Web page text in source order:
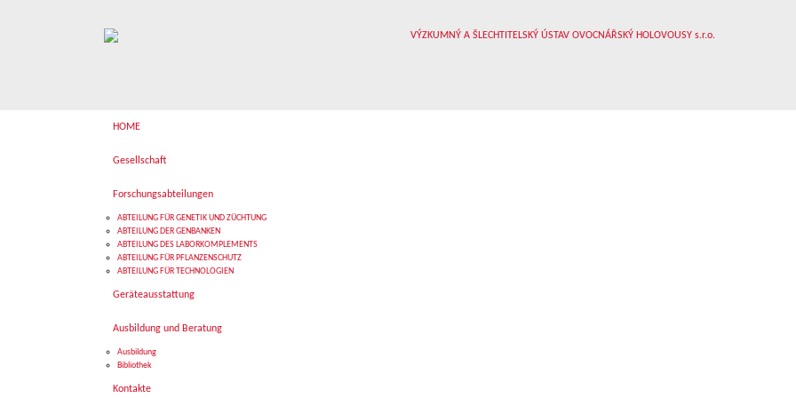
HOME
Gesellschaft
Forschungsabteilungen
ABTEILUNG FÜR GENETIK UND ZÜCHTUNG
ABTEILUNG DER GENBANKEN
ABTEILUNG DES LABORKOMPLEMENTS
ABTEILUNG FÜR PFLANZENSCHUTZ
ABTEILUNG FÜR TECHNOLOGIEN
Geräteausstattung
Ausbildung und Beratung
Ausbildung
Bibliothek
Kontakte